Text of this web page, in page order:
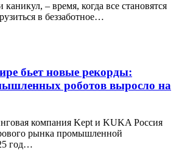
– время, когда все становятся
в беззаботное…
бьет новые рекорды:
роботов выросло на
компания Kept и KUKA Россия
рынка промышленной
год…